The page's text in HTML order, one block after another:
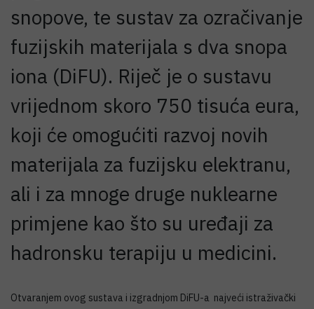
snopove, te sustav za ozračivanje
fuzijskih materijala s dva snopa
iona (DiFU). Riječ je o sustavu
vrijednom skoro 750 tisuća eura,
koji će omogućiti razvoj novih
materijala za fuzijsku elektranu,
ali i za mnoge druge nuklearne
primjene kao što su uređaji za
hadronsku terapiju u medicini.
Otvaranjem ovog sustava i izgradnjom DiFU-a najveći istraživački